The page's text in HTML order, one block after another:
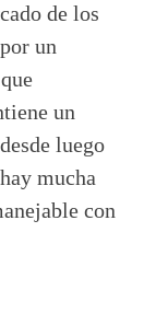
de los
un
un
luego
mucha
con